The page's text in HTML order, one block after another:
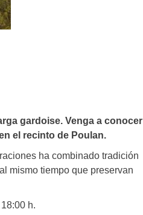
gardoise. Venga a conocer
el recinto de Poulan.
ha combinado tradición
mismo tiempo que preservan
h.